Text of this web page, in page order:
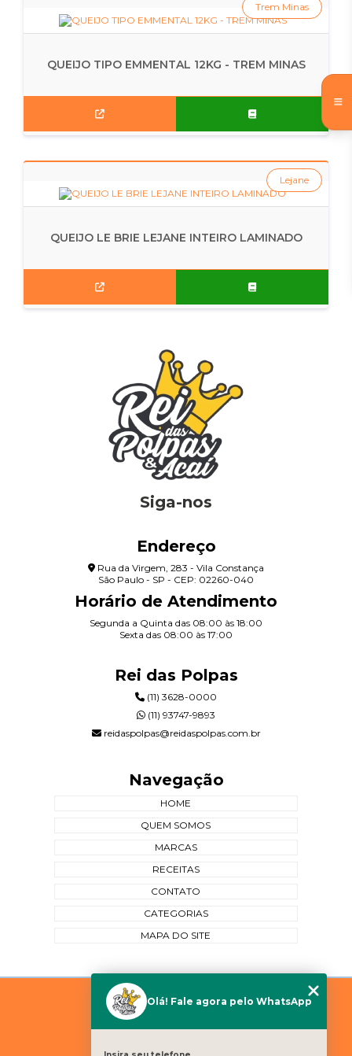
QUEIJO TIPO EMMENTAL 12KG - TREM MINAS
Trem Minas
QUEIJO LE BRIE LEJANE INTEIRO LAMINADO
Lejane
Siga-nos
Endereço
Rua da Virgem, 283 - Vila Constança
São Paulo - SP - CEP: 02260-040
Horário de Atendimento
Segunda a Quinta das 08:00 às 18:00
Sexta das 08:00 às 17:00
Rei das Polpas
(11) 3628-0000
(11) 93747-9893
reidaspolpas@reidaspolpas.com.br
Navegação
HOME
QUEM SOMOS
MARCAS
RECEITAS
CONTATO
CATEGORIAS
MAPA DO SITE
Copyright © Rei das Polpas. (Lei 9610 de 19/02/1998)
Olá! Fale agora pelo WhatsApp